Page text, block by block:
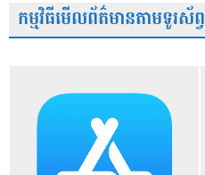
កម្មវិធីមើលព័ត៌មានតាមទូរស័ព្វ